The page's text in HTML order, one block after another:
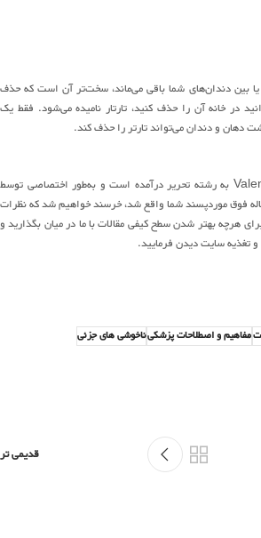
یا بین دندان‌های شما باقی می‌ماند، سخت‌تر آن است که حذف
در خانه آن را حذف کنید، تارتار نامیده می‌شود. فقط یک
دهان و دندان می‌تواند تارتر را حذف کند.
فوق موردپسند شما واقع شد، خرسند خواهیم شد که نظرات
هرچه بهتر شدن سطح کیفی مقالات با ما در میان بگذارید و
تغذیه سایت دیدن فرمایید.
مفاهیم و اصطلاحات پزشکیناخوشی های جزئی
قدیمی تر